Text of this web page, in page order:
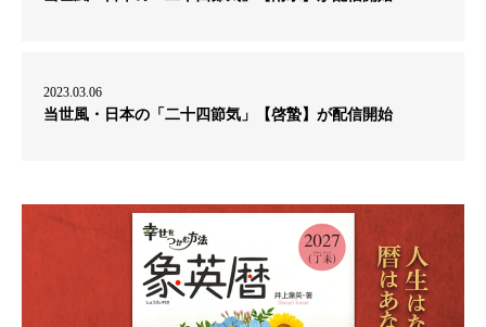
2023.03.06
当世風・日本の「二十四節気」【啓蟄】が配信開始